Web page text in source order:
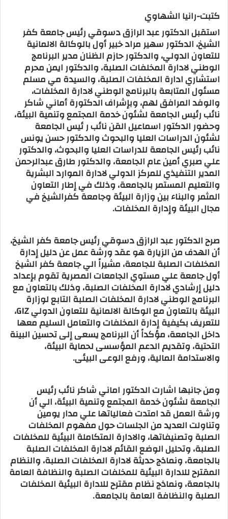
كتبت-رانيا الشهاوي
استقبل الدكتور عبد الرازق دسوقي رئيس جامعة كفر
الشيخ، الدكتور سهير مراد خبير أول بالوكالة الالمانية
للتعاون الدولي، والدكتور حازم الظنان مدير البرنامج
الوطني لادارة المخلفات الصلبة، والدكتور ايمن محرم
استشاري ادارة المخلفات الصلبة، والسيدة مي مسلم
مسئول المتابعة بالبرنامج الوطني لادارة المخلفات،
والوفد المرافق لهم، وبإشراف الدكتورة أماني شاكر
نائب رئيس الجامعة لشئون خدمة المجتمع وتنمية البيئة،
وحضور الدكتور اسماعيل القن نائب ر ئيس الجامعة
لشئون الدراسات العليا والبحوث والدكتور حسن يونس
نائب رئيس الجامعة للدراسات العليا والبحوث، والدكتور
علي صبري أمين عام الجامعة، والدكتور طارق عبدالرحمن
المدير التنفيذي للمركز الدولي لادارة الموارد البشرية
والتعليم المستمر بالجامعة، وذلك في إطار التعاون
المثمر والبناء بين وزارة البيئة وجامعة كفرالشيخ في
مجال البيئة وإدارة المخلفات.
صرح الدكتور عبد الرازق دسوقي رئيس جامعة كفر الشيخ،
أن الهدف من الزيارة هو عقد ورشة عمل عن دليل إدارة
المخلفات الصلبة للجامعة، مشيراً الي جامعة كفر الشيخ
أول جامعة علي مستوي الجامعات المصرية تقوم بإعداد
دليل إرشادي لادارة المخلفات الصلبة، وذلك بالتعاون مع
البرنامج الوطني لادارة المخلفات الصلبة التابع لوزارة
البيئة بالتعاون مع الوكالة الالمانية للتعاون الدولي GIZ،
للتعريف بكيفية إدارة المخلفات والتعامل السليم معها
داخل الجامعة، مؤكداً أن البرنامج يسعى إلى تحسين البينة
التحتية، وتقديم الدعم المؤسسى لحماية البيئة،
والاستدامة المالية، ورفع الوعى البيئى.
ومن جانبها اشارت الدكتور اماني شاكر نائب رئيس
الجامعة لشئون خدمة المجتمع وتنمية البيئة، الي أن
ورشة العمل قد امتدت فعالياتها علي مدار يومين
وتناولت العديد من الجلسات حول مفهوم المخلفات
الصلبة وتصنيفاتها، والادارة المتكاملة البيئية للمخلفات
الصلبة، وتحليل الوضع القائم لادارة المخلفات الصلبة
بالجامعة، ونماذج حديثة لادارة المخلفات الصلبة، والنظام
المقترح للادارة البيئية للمخلفات الصلبة والنظافة العامة
بالجامعة، ونماذج نظام مقترح للادارة البيئية المخلفات
الصلبة والنظافة العامة بالجامعة.